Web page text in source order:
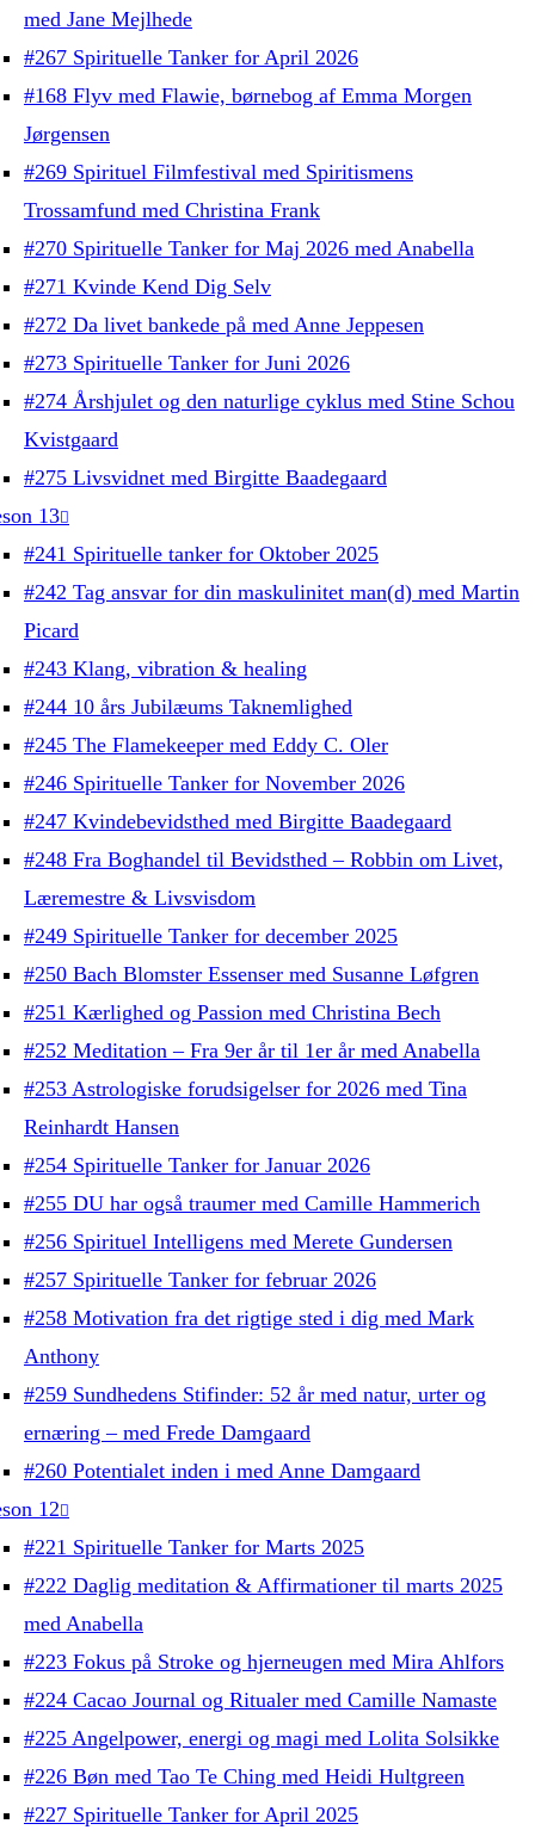
med Jane Mejlhede
#267 Spirituelle Tanker for April 2026
#168 Flyv med Flawie, børnebog af Emma Morgen
Jørgensen
#269 Spirituel Filmfestival med Spiritismens
Trossamfund med Christina Frank
#270 Spirituelle Tanker for Maj 2026 med Anabella
#271 Kvinde Kend Dig Selv
#272 Da livet bankede på med Anne Jeppesen
#273 Spirituelle Tanker for Juni 2026
#274 Årshjulet og den naturlige cyklus med Stine Schou
Kvistgaard
#275 Livsvidnet med Birgitte Baadegaard
13
#241 Spirituelle tanker for Oktober 2025
#242 Tag ansvar for din maskulinitet man(d) med Martin
Picard
#243 Klang, vibration & healing
#244 10 års Jubilæums Taknemlighed
#245 The Flamekeeper med Eddy C. Oler
#246 Spirituelle Tanker for November 2026
#247 Kvindebevidsthed med Birgitte Baadegaard
#248 Fra Boghandel til Bevidsthed – Robbin om Livet,
Læremestre & Livsvisdom
#249 Spirituelle Tanker for december 2025
#250 Bach Blomster Essenser med Susanne Løfgren
#251 Kærlighed og Passion med Christina Bech
#252 Meditation – Fra 9er år til 1er år med Anabella
#253 Astrologiske forudsigelser for 2026 med Tina
Reinhardt Hansen
#254 Spirituelle Tanker for Januar 2026
#255 DU har også traumer med Camille Hammerich
#256 Spirituel Intelligens med Merete Gundersen
#257 Spirituelle Tanker for februar 2026
#258 Motivation fra det rigtige sted i dig med Mark
Anthony
#259 Sundhedens Stifinder: 52 år med natur, urter og
ernæring – med Frede Damgaard
#260 Potentialet inden i med Anne Damgaard
12
#221 Spirituelle Tanker for Marts 2025
#222 Daglig meditation & Affirmationer til marts 2025
med Anabella
#223 Fokus på Stroke og hjerneugen med Mira Ahlfors
#224 Cacao Journal og Ritualer med Camille Namaste
#225 Angelpower, energi og magi med Lolita Solsikke
#226 Bøn med Tao Te Ching med Heidi Hultgreen
#227 Spirituelle Tanker for April 2025